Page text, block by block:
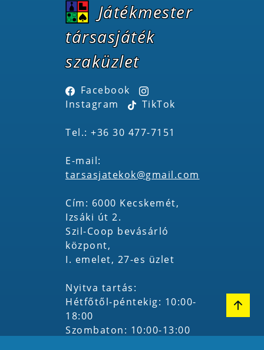
Játékmester
társasjáték
szaküzlet
Facebook
Instagram
TikTok
Tel.: +36 30 477-7151
E-mail:
tarsasjatekok@gmail.com
Cím: 6000 Kecskemét,
Izsáki út 2.
Szil-Coop bevásárló
központ,
I. emelet, 27-es üzlet
Nyitva tartás:
Hétfőtől-péntekig: 10:00-
18:00
Szombaton: 10:00-13:00